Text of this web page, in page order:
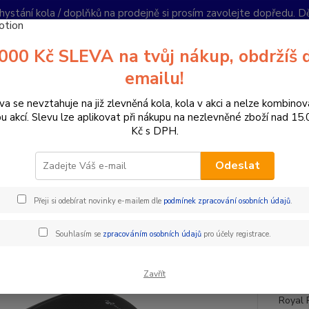
kola / doplňků na prodejně si prosím zavolejte dopředu.
Hledat
PO-
Sedlo dámské Selle
dámské Selle Royal gel 250
Tour
Royal
Kč SLEVA na tvůj nákup, obdržíš
emailu!
se nevztahuje na již zlevněná kola, kola v akci a nelze
akcí. Slevu lze aplikovat při nákupu na nezlevněné zboží nad
Kč s DPH.
Odeslat
Přeji si odebírat novinky e-mailem dle podmínek zpracování osobních údajů.
Souhlasím se zpracováním osobních údajůpro účely registrace.
Zavřít